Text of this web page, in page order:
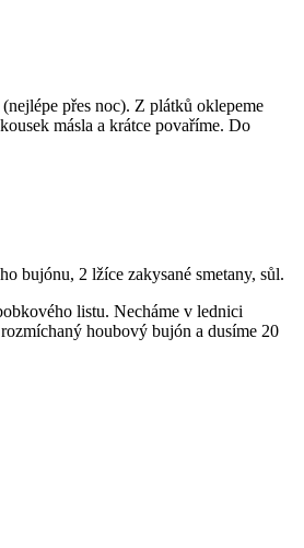
přes noc). Z plátků oklepeme
másla a krátce povaříme. Do
bujónu, 2 lžíce zakysané smetany, sůl.
listu. Necháme v lednici
houbový bujón a dusíme 20